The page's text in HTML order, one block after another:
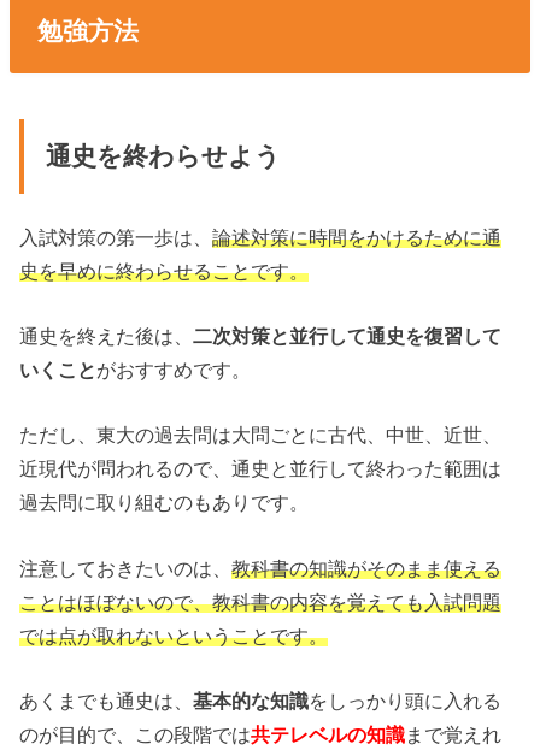
勉強方法
通史を終わらせよう
入試対策の第一歩は、論述対策に時間をかけるために通
史を早めに終わらせることです。
通史を終えた後は、二次対策と並行して通史を復習して
いくことがおすすめです。
ただし、東大の過去問は大問ごとに古代、中世、近世、
近現代が問われるので、通史と並行して終わった範囲は
過去問に取り組むのもありです。
注意しておきたいのは、教科書の知識がそのまま使える
ことはほぼないので、教科書の内容を覚えても入試問題
では点が取れないということです。
あくまでも通史は、基本的な知識をしっかり頭に入れる
のが目的で、この段階では共テレベルの知識まで覚えれ